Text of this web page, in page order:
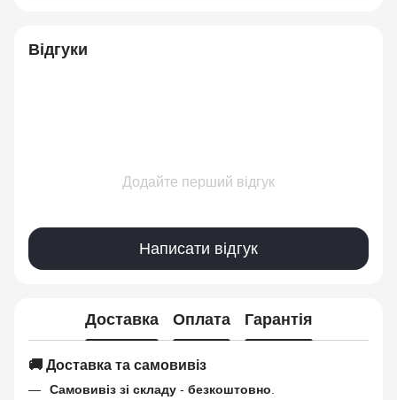
Відгуки
Додайте перший відгук
Написати відгук
Доставка Оплата Гарантія
🚚 Доставка та самовивіз
Самовивіз зі складу - безкоштовно